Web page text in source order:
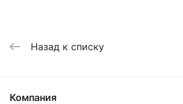
Назад к списку
Компания